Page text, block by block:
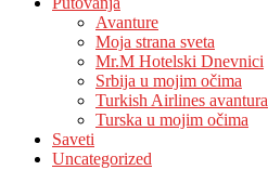
Avanture
Moja strana sveta
Mr.M Hotelski Dnevnici
Srbija u mojim očima
Turkish Airlines avantura
Turska u mojim očima
Saveti
Uncategorized